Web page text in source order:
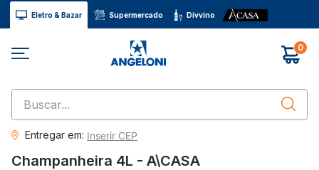
Eletro & Bazar Supermercado Divvino
0
Buscar...
Entregar em: Inserir CEP
Champanheira 4L - A\CASA